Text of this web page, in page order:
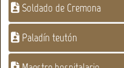
Soldado de Cremona
Paladín teutón